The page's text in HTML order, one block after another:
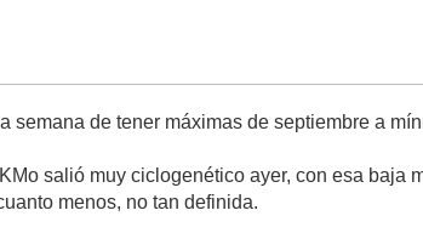
semana de tener máximas de septiembre a
salió muy ciclogenético ayer, con esa baja
menos, no tan definida.